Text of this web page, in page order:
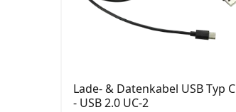
Lade- & Datenkabel USB Typ C
- USB 2.0 UC-2